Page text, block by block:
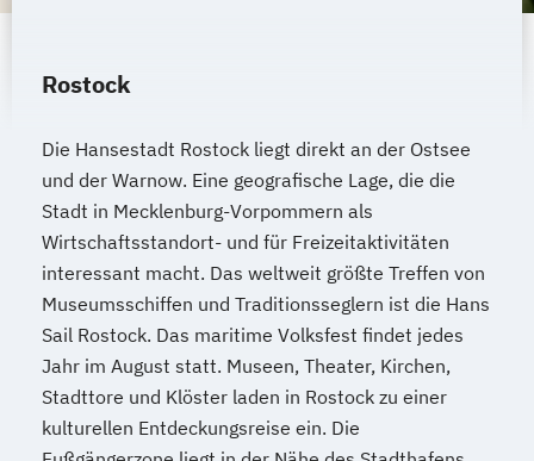
Rostock
Die Hansestadt Rostock liegt direkt an der Ostsee
und der Warnow. Eine geografische Lage, die die
Stadt in Mecklenburg-Vorpommern als
Wirtschaftsstandort- und für Freizeitaktivitäten
interessant macht. Das weltweit größte Treffen von
Museumsschiffen und Traditionsseglern ist die Hans
Sail Rostock. Das maritime Volksfest findet jedes
Jahr im August statt. Museen, Theater, Kirchen,
Stadttore und Klöster laden in Rostock zu einer
kulturellen Entdeckungsreise ein. Die